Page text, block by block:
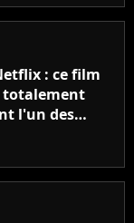
: ce film
totalement
l'un des
2010